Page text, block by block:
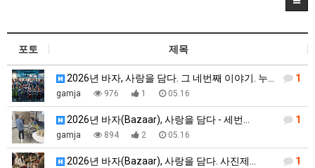
포토 제목
1
2026년 바자, 사랑을 담다. 그 네번째 이야기. 누…
gamja 976 1 05.16
1
2026년 바자(Bazaar), 사랑을 담다 - 세번…
gamja 894 2 05.16
1
2026년 바자(Bazaar), 사랑을 담다. 사진제…